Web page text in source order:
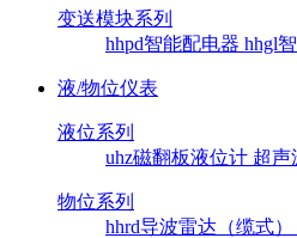
变送模块系列
hhpd智能配电器 hhgl
液/物位仪表
液位系列
uhz磁翻板液位计 超声
物位系列
hhrd导波雷达（缆式）